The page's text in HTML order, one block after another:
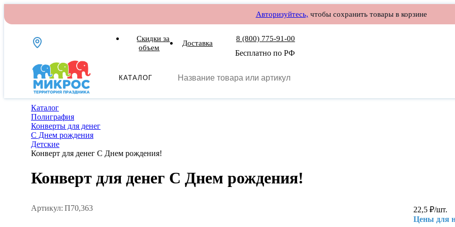
Авторизуйтесь, чтобы сохранить товары в корзине
Скидки за
объем
Доставка
8 (800) 775-91-00
Бесплатно по РФ
КАТАЛОГ
Каталог
Полиграфия
Конверты для денег
С Днем рождения
Детские
Конверт для денег С Днем рождения!
Конверт для денег С Днем рождения!
Артикул: П70,363 22,5₽/шт.
Цены для